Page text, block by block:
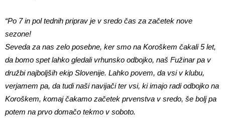
“Po 7 in pol tednih priprav je v sredo čas za začetek nove
sezone!
Seveda za nas zelo posebne, ker smo na Koroškem čakali 5 let,
da bomo spet lahko gledali vrhunsko odbojko, naš Fužinar pa v
družbi najboljših ekip Slovenije. Lahko povem, da vsi v klubu,
verjamem pa, da tudi naši navijači ter vsi, ki imajo radi odbojko na
Koroškem, komaj čakamo začetek prvenstva v sredo, še bolj pa
potem na prvo domačo tekmo v soboto.